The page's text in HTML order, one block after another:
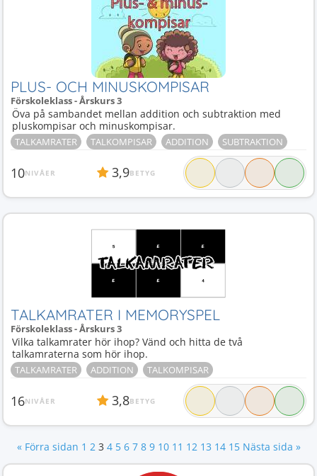
PLUS- OCH MINUSKOMPISAR
Förskoleklass - Årskurs 3
Öva på sambandet mellan addition och subtraktion med
pluskompisar och minuskompisar.
TALKAMRATER TALKOMPISAR ADDITION SUBTRAKTION
10NIVÅER 3,9BETYG
TALKAMRATER I MEMORYSPEL
Förskoleklass - Årskurs 3
Vilka talkamrater hör ihop? Vänd och hitta de två
talkamraterna som hör ihop.
TALKAMRATER ADDITION TALKOMPISAR
16NIVÅER 3,8BETYG
« Förra sidan 1 2 3 4 5 6 7 8 9 10 11 12 13 14 15 Nästa sida »